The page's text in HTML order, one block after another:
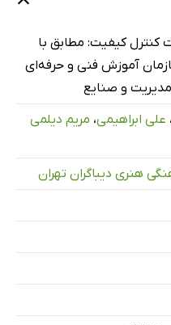
کنترل کیفیت: مطابق با
آموزش فنی و حرفه‌ای‌
و صنایع
، علی ابراهیمی، مریم دیلمی
هنری دیباگران تهران